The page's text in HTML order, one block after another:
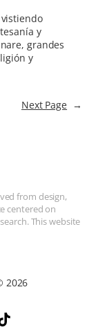
y
grandes
y
Next Page →
from design,
centered on
This website
2026